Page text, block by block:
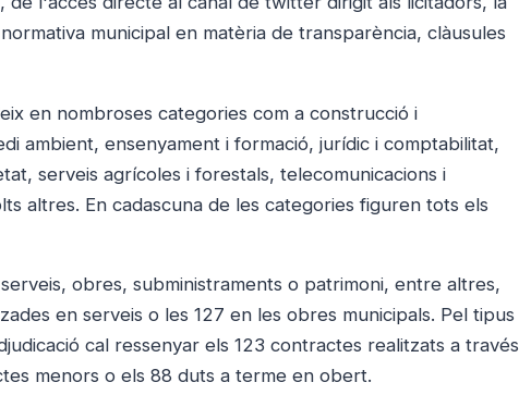
municipal en matèria de transparència, clàusules
en nombroses categories com a construcció i
ambient, ensenyament i formació, jurídic i comptabilitat,
serveis agrícoles i forestals, telecomunicacions i
altres. En cadascuna de les categories figuren tots els
obres, subministraments o patrimoni, entre altres,
en serveis o les 127 en les obres municipals. Pel tipus
cal ressenyar els 123 contractes realitzats a través
menors o els 88 duts a terme en obert.